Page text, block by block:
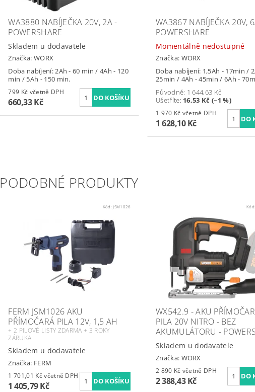
WA3880 NABÍJEČKA 20V, 2A -
POWERSHARE
Skladem u dodavatele
Značka: WORX
Doba nabíjení:2Ah - 60 min / 4Ah - 120
min / 5Ah - 150 min.
799 Kč včetně DPH
660,33 Kč
WA3867 NABÍJEČKA 20V,
POWERSHARE
Momentálně nedostupné
Značka: WORX
Doba nabíjení: 1,5Ah - 17min /
25min / 4Ah - 45min / 6Ah -
Původně: 1 644,63 Kč
Ušetříte: 16,53 Kč (–1 %)
1 970 Kč včetně DPH
1 628,10 Kč
PODOBNÉ PRODUKTY
Kód:JSM1026
FERM JSM1026 AKU
PŘÍMOČARÁ PILA 12V, 1,5 AH
+ 2 PILOVÉ LISTY ZDARMA + 3 ROKY
ZÁRUKA
Skladem u dodavatele
Značka: FERM
1 701,01 Kč včetně DPH
1 405,79 Kč
Kód:
WX542.9 - AKU
PILA 20V NITRO - BEZ
AKUMULÁTORU -
Skladem u dodavatele
Značka: WORX
2 890 Kč včetně DPH
2 388,43 Kč